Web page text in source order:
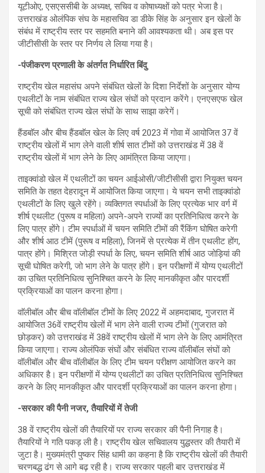
यूटीओए, एसएससीबी के अध्यक्ष, सचिव व कोषाध्यक्षों को पत्र भेजा है।
उत्तराखंड ओलंपिक संघ के महासचिव डा डीके सिंह के अनुसार इन खेलों के
संबंध में राष्ट्रीय स्तर पर सहमति बनाने की आवश्यकता थी। अब इस पर
जीटीसीसी के स्तर पर निर्णय ले लिया गया है।
-पंजीकरण प्रणाली के अंतर्गत निर्धारित बिंदु
राष्ट्रीय खेल महासंघ अपने संबंधित खेलों के दिशा निर्देशों के अनुसार योग्य
एथलीटों के नाम संबंधित राज्य खेल संघों को प्रदान करेंगे। एनएसएफ खेल
सूची को संबंधित राज्य खेल संघों के साथ साझा करेगें।
हैंडबाॅल और बीच हैंडबाॅल खेल के लिए वर्ष 2023 में गोवा में आयोजित 37 वें
राष्ट्रीय खेलों में भाग लेने वाली शीर्ष सात टीमों को उत्तराखंड में 38 वें
राष्ट्रीय खेलों में भाग लेने के लिए आमंत्रित किया जाएगा।
ताइक्वांडो खेल में एथलीटों का चयन आईओसी/जीटीसीसी द्वारा नियुक्त चयन
समिति के तहत देहरादून में आयोजित किया जाएगा। ये चयन सभी ताइक्वांडो
एथलीटों के लिए खुले रहेंगे। व्यक्तिगत स्पर्धाओं के लिए प्रत्येक भार वर्ग में
शीर्ष एथलीट (पुरूष व महिला) अपने-अपने राज्यों का प्रतिनिधित्व करने के
लिए पात्र होंगे। टीम स्पर्धाओं में चयन समिति टीमों की रैंकिंग घोषित करेगी
और शीर्ष आठ टीमें (पुरूष व महिला), जिनमें से प्रत्येक में तीन एथलीट होंग,
पात्र होंगे। मिश्रित जोड़ी स्पर्धा के लिए, चयन समिति शीर्ष आठ जोड़ियां की
सूची घोषित करेगी, जो भाग लेने के पात्र होंगे। इन परीक्षणों में योग्य एथलीटों
का उचित प्रतिनिधित्व सुनिश्चित करने के लिए मानकीकृत और पारदर्शी
प्रक्रियाओं का पालन करना होगा।
वाॅलीबाॅल और बीच वाॅलीबाॅल टीमों के लिए 2022 में अहमदाबाद, गुजरात में
आयोजित 36वें राष्ट्रीय खेलों में भाग लेने वाली राज्य टीमों (गुजरात को
छोड़कर) को उत्तराखंड में 38वें राष्ट्रीय खेलों में भाग लेने के लिए आमंत्रित
किया जाएगा। राज्य ओलंपिक संघों और संबंधित राज्य वॉलीबॉल संघों को
वॉलीबॉल और बीच वॉलीबॉल के लिए टीम चयन परीक्षण आयोजित करने का
अधिकार है। इन परीक्षणों में योग्य एथलीटों का उचित प्रतिनिधित्व सुनिश्चित
करने के लिए मानकीकृत और पारदर्शी प्रक्रियाओं का पालन करना होगा।
-सरकार की पैनी नजर, तैयारियों में तेजी
38 वें राष्ट्रीय खेलों की तैयारियों पर राज्य सरकार की पैनी निगाह है।
तैयारियों ने गति पकड़ ली है। राष्ट्रीय खेल सचिवालय युद्धस्तर की तैयारी में
जुटा है। मुख्यमंत्री पुष्कर सिंह धामी का कहना है कि राष्ट्रीय खेलों की तैयारी
चरणबद्ध ढंग से आगे बढ़ रही है। राज्य सरकार पहली बार उत्तराखंड में